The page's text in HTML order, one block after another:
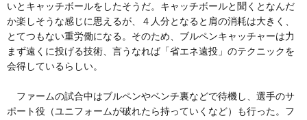
いとキャッチボールをしたそうだ。キャッチボールと聞くとなんだ
か楽しそうな感じに思えるが、４人分となると肩の消耗は大きく、
とてつもない重労働になる。そのため、ブルペンキャッチャーは力
まず遠くに投げる技術、言うなれば「省エネ遠投」のテクニックを
会得しているらしい。
ファームの試合中はブルペンやベンチ裏などで待機し、選手のサ
ポート役（ユニフォームが破れたら持っていくなど）も行った。フ